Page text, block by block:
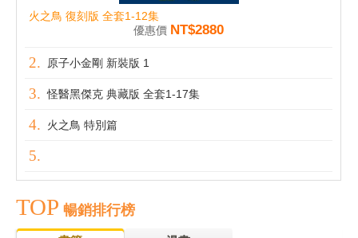
火之鳥 復刻版 全套1-12集
優惠價 NT$2880
原子小金剛 新裝版 1
怪醫黑傑克 典藏版 全套1-17集
火之鳥 特別篇
TOP 暢銷排行榜